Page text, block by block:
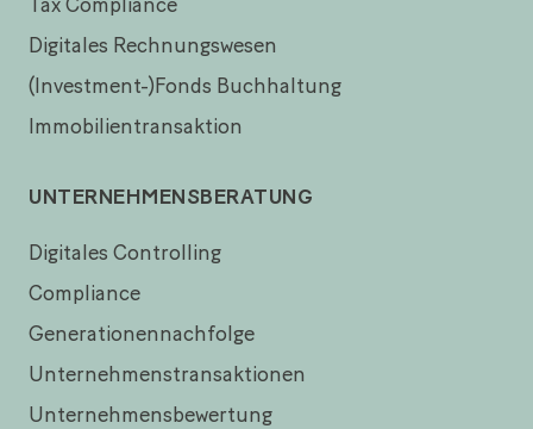
Digitales Rechnungswesen
(Investment-)Fonds Buchhaltung
Immobilientransaktion
UNTERNEHMENSBERATUNG
Digitales Controlling
Compliance
Generationennachfolge
Unternehmenstransaktionen
Unternehmensbewertung